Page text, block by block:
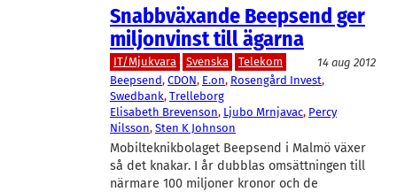
Snabbväxande Beepsend ger
miljonvinst till ägarna
IT/Mjukvara Svenska Telekom
14 aug 2012
Beepsend, CDON, E.on, Rosengård Invest
Swedbank, Trelleborg
Elisabeth Brevenson, Ljubo Mrnjavac, Percy
Nilsson, Sten K Johnson
Mobilteknikbolaget Beepsend i Malmö växer
så det knakar. I år dubblas omsättningen till
närmare 100 miljoner kronor och de